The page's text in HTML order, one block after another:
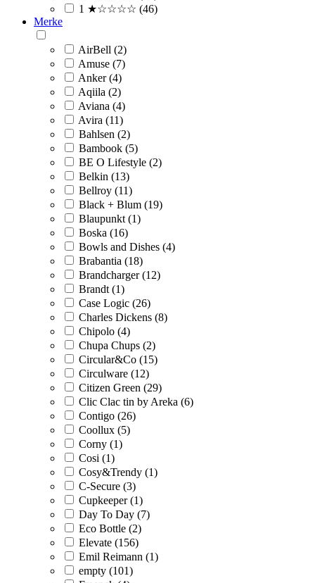
1 ★☆☆☆☆ (46)
Merke
AirBell (2)
Amuse (7)
Anker (4)
Aqiila (2)
Aviana (4)
Avira (11)
Bahlsen (2)
Bambook (5)
BE O Lifestyle (2)
Belkin (13)
Bellroy (11)
Black + Blum (19)
Blaupunkt (1)
Boska (16)
Bowls and Dishes (4)
Brabantia (18)
Brandcharger (12)
Brandt (1)
Case Logic (26)
Charles Dickens (8)
Chipolo (4)
Chupa Chups (2)
Circular&Co (15)
Circulware (12)
Citizen Green (29)
Clic Clac tin by Areka (6)
Contigo (26)
Coollux (5)
Corny (1)
Cosi (1)
Cosy&Trendy (1)
C-Secure (3)
Cupkeeper (1)
Day To Day (7)
Eco Bottle (2)
Elevate (156)
Emil Reimann (1)
empty (101)